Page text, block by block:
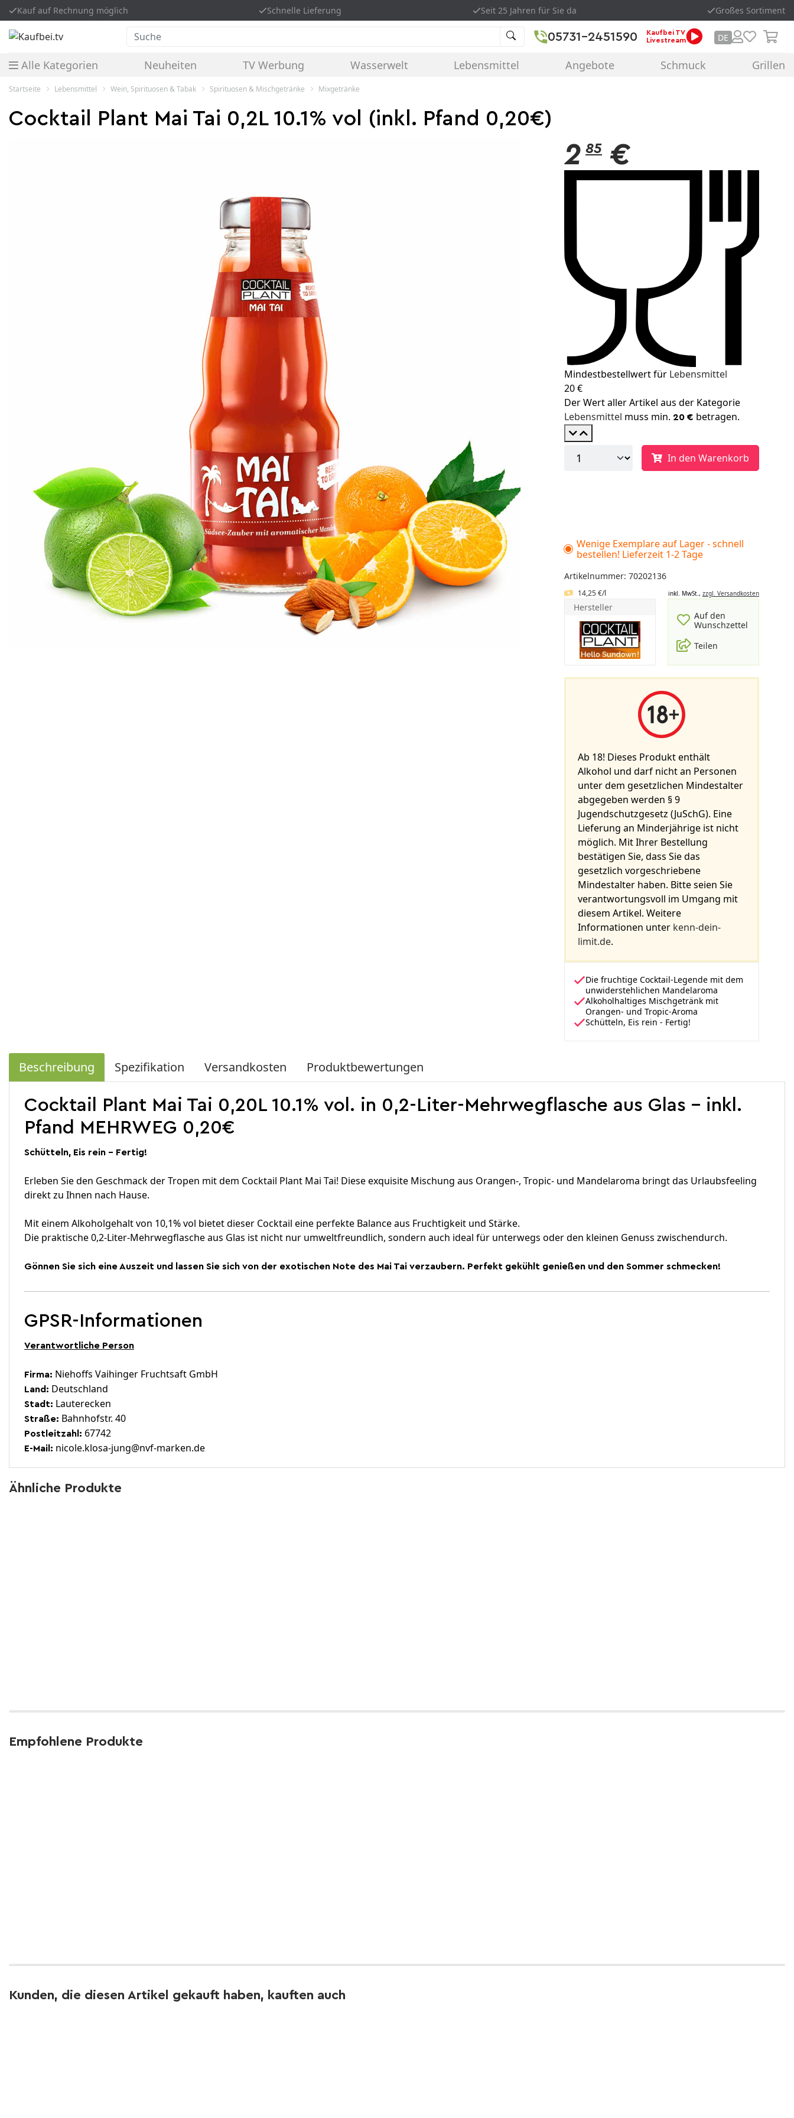
Kauf auf Rechnung möglich Schnelle Lieferung Seit 25 Jahren für Sie da Großes Sortiment
Suche 05731-2451590
Kaufbei TV
Livestream
DE
Alle Kategorien Neuheiten TV Werbung Wasserwelt Lebensmittel Angebote Schmuck Grillen
Startseite Lebensmittel Wein, Spirituosen & Tabak Spirituosen & Mischgetränke Mixgetränke
Cocktail Plant Mai Tai 0,2L 10.1% vol (inkl. Pfand 0,20€)
2 85 €
Mindestbestellwert für Lebensmittel
20 €
Der Wert aller Artikel aus der Kategorie
Lebensmittel muss min. 20 € betragen.
In den Warenkorb
Wenige Exemplare auf Lager - schnell
bestellen! Lieferzeit 1-2 Tage
Artikelnummer: 70202136
14,25 €/l inkl. MwSt., zzgl. Versandkosten
Hersteller
Auf den
Wunschzettel
Teilen
Ab 18! Dieses Produkt enthält
Alkohol und darf nicht an Personen
unter dem gesetzlichen Mindestalter
abgegeben werden § 9
Jugendschutzgesetz (JuSchG). Eine
Lieferung an Minderjährige ist nicht
möglich. Mit Ihrer Bestellung
bestätigen Sie, dass Sie das
gesetzlich vorgeschriebene
Mindestalter haben. Bitte seien Sie
verantwortungsvoll im Umgang mit
diesem Artikel. Weitere
Informationen unter kenn-dein-
limit.de.
Die fruchtige Cocktail-Legende mit dem
unwiderstehlichen Mandelaroma
Alkoholhaltiges Mischgetränk mit
Orangen- und Tropic-Aroma
Schütteln, Eis rein - Fertig!
Beschreibung Spezifikation Versandkosten Produktbewertungen
Cocktail Plant Mai Tai 0,20L 10.1% vol. in 0,2-Liter-Mehrwegflasche aus Glas - inkl.
Pfand MEHRWEG 0,20€
Schütteln, Eis rein - Fertig!
Erleben Sie den Geschmack der Tropen mit dem Cocktail Plant Mai Tai! Diese exquisite Mischung aus Orangen-, Tropic- und Mandelaroma bringt das Urlaubsfeeling
direkt zu Ihnen nach Hause.
Mit einem Alkoholgehalt von 10,1% vol bietet dieser Cocktail eine perfekte Balance aus Fruchtigkeit und Stärke.
Die praktische 0,2-Liter-Mehrwegflasche aus Glas ist nicht nur umweltfreundlich, sondern auch ideal für unterwegs oder den kleinen Genuss zwischendurch.
Gönnen Sie sich eine Auszeit und lassen Sie sich von der exotischen Note des Mai Tai verzaubern. Perfekt gekühlt genießen und den Sommer schmecken!
GPSR-Informationen
Verantwortliche Person
Firma: Niehoffs Vaihinger Fruchtsaft GmbH
Land: Deutschland
Stadt: Lauterecken
Straße: Bahnhofstr. 40
Postleitzahl: 67742
E-Mail: nicole.klosa-jung@nvf-marken.de
Ähnliche Produkte
Empfohlene Produkte
Kunden, die diesen Artikel gekauft haben, kauften auch